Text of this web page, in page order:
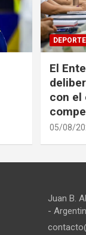
El
con el
05/08/
Juan B.
-